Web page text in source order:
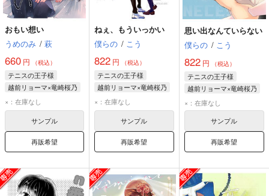
おもい想い
うめのみ / 萩
660 円 （税込）
テニスの王子様
越前リョーマ×竜崎桜乃
×：在庫なし
サンプル
再販希望
ねぇ、もういっかい
僕らの / こう
822 円 （税込）
テニスの王子様
越前リョーマ×竜崎桜乃
越前リョーマ
竜崎桜乃
×：在庫なし
サンプル
再販希望
思い出なんていらない
僕らの / こう
822円 （税込）
テニスの王子様
越前リョーマ×竜崎桜乃
越前リョーマ
竜崎桜乃
×：在庫なし
サンプル
再販希望